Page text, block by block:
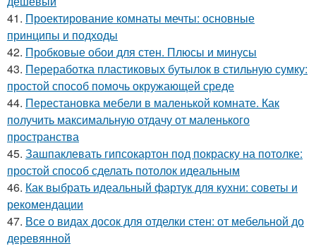
41. Проектирование комнаты мечты: основные
принципы и подходы
42. Пробковые обои для стен. Плюсы и минусы
43. Переработка пластиковых бутылок в стильную сумку:
простой способ помочь окружающей среде
44. Перестановка мебели в маленькой комнате. Как
получить максимальную отдачу от маленького
пространства
45. Зашпаклевать гипсокартон под покраску на потолке:
простой способ сделать потолок идеальным
46. Как выбрать идеальный фартук для кухни: советы и
рекомендации
47. Все о видах досок для отделки стен: от мебельной до
деревянной